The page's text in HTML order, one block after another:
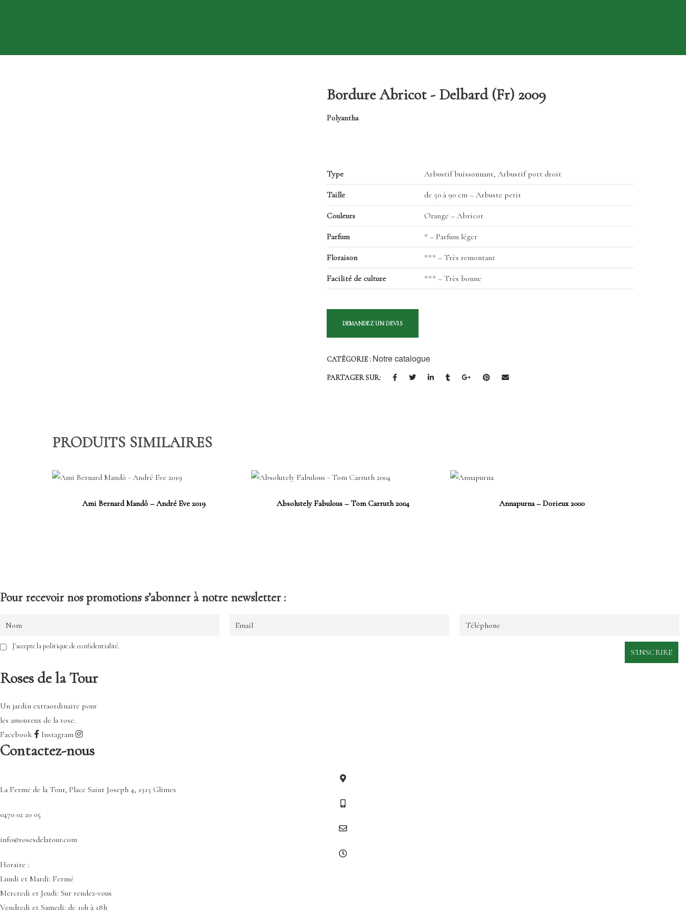
Bordure Abricot - Delbard (Fr) 2009
Polyantha
Type Arbustif buissonnant, Arbustif port droit
Taille de 50 à 90 cm – Arbuste petit
Couleurs Orange – Abricot
Parfum * – Parfum léger
Floraison *** – Très remontant
Facilité de culture *** – Très bonne
CATÉGORIE : Notre catalogue
PARTAGER SUR:
PRODUITS SIMILAIRES
Ami Bernard Mandô – André Eve 2019 Absolutely Fabulous – Tom Carruth 2004 Annapurna – Dorieux 2000
Pour recevoir nos promotions s’abonner à notre newsletter :
J'accepte la politique de confidentialité.
Roses de la Tour
Un jardin extraordinaire pour
les amoureux de la rose.
Facebook
Instagram
Contactez-nous
La Ferme de la Tour, Place Saint Joseph 4, 1315 Glimes
0470 02 20 05
info@rosesdelatour.com
Horaire :
Lundi et Mardi: Fermé
Mercredi et Jeudi: Sur rendez-vous
Vendredi et Samedi: de 10h à 18h